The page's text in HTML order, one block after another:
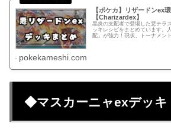
【ポケカ】リザードンex
【Charizardex】
黒炎の支配者で登場した悪テラ
ッキレシピをまとめています。
配」が強力！現状、トーナメン
pokekameshi.com
◆マスカーニャexデッキ